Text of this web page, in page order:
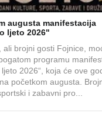
augusta manifestacija
ljeto 2026"
ali brojni gosti Fojnice,
programu
ljeto 2026“, koja će ove
početkom augusta.
i zabavni pro...